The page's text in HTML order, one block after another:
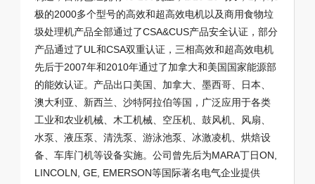
极的2000多个型号的高效和超高效电机以及商用食物垃
圾处理机产品全部通过了CSA&CUS产品安全认证，部分
产品通过了UL和CSA双重认证，三相高效和超高效电机
先后于2007年和2010年通过了加拿大和美国国家能源部
的能效认证。产品出口美国、加拿大、墨西哥、日本、
澳大利亚、新西兰、沙特阿拉伯等国，广泛应用于各类
工业和农业机械、木工机械、空压机、鼓风机、风扇、
水泵、液压泵、清洗泵、游泳池泵、冰激凌机、烘焙设
备、车库门机等设备实施。公司曾先后为MARA丁日ON,
LINCOLN, GE, EMERSON等国际著名电气企业提供